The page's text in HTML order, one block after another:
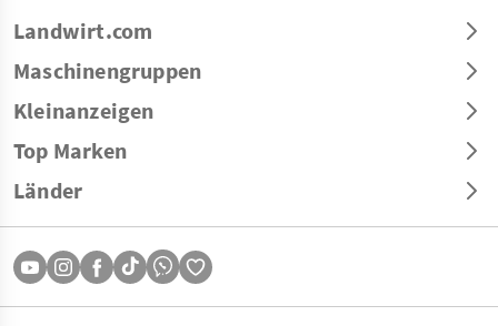
Landwirt.com
Maschinengruppen
Kleinanzeigen
Top Marken
Länder